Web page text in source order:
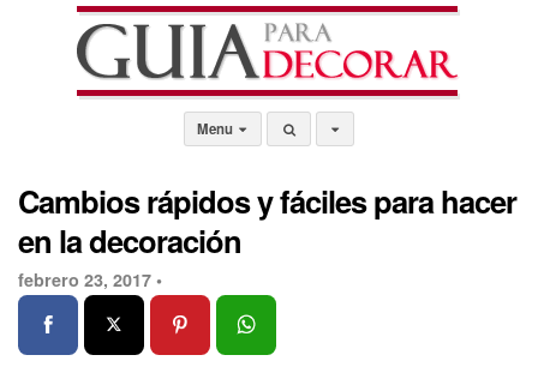
Menu
Cambios rápidos y fáciles para hacer
en la decoración
febrero 23, 2017 •